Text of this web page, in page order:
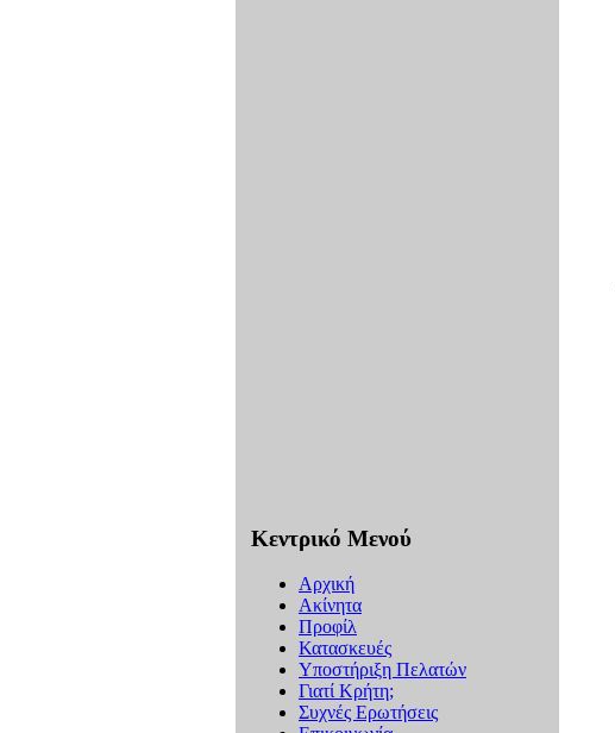
Κεντρικό Μενού
Αρχική
Ακίνητα
Προφίλ
Κατασκευές
Υποστήριξη Πελατών
Γιατί Κρήτη;
Συχνές Ερωτήσεις